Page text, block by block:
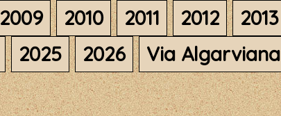
2009 2010 2011 2012 2013
2025 2026 Via Algarviana